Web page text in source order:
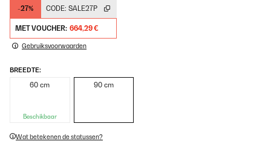
-27% CODE: SALE27P
MET VOUCHER: 664,29 €
Gebruiksvoorwaarden
BREEDTE:
60 cm
Beschikbaar
90 cm
Wat betekenen de statussen?